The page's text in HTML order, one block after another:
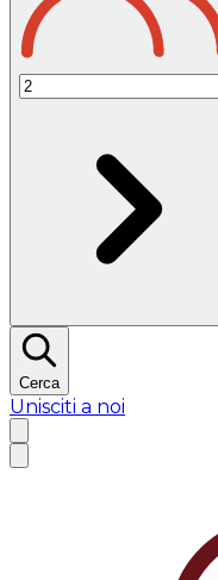
Cerca
Unisciti a noi